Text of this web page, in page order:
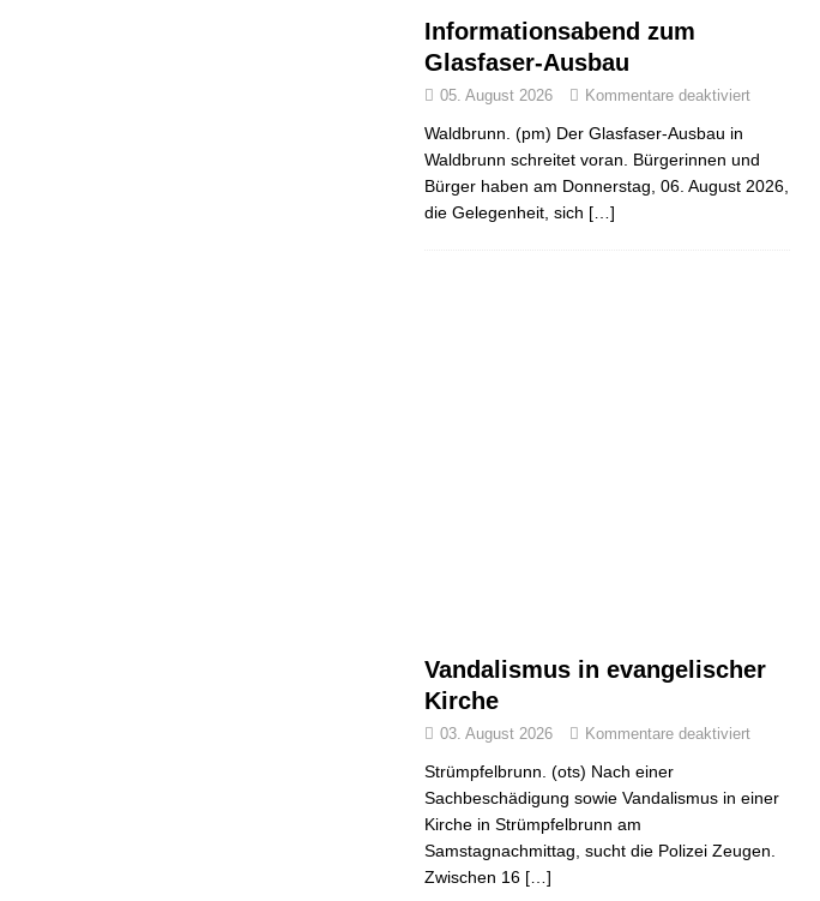
Informationsabend zum
Glasfaser-Ausbau
05. August 2026 Kommentare deaktiviert
Waldbrunn. (pm) Der Glasfaser-Ausbau in
Waldbrunn schreitet voran. Bürgerinnen und
Bürger haben am Donnerstag, 06. August 2026,
die Gelegenheit, sich […]
Vandalismus in evangelischer
Kirche
03. August 2026 Kommentare deaktiviert
Strümpfelbrunn. (ots) Nach einer
Sachbeschädigung sowie Vandalismus in einer
Kirche in Strümpfelbrunn am
Samstagnachmittag, sucht die Polizei Zeugen.
Zwischen 16 […]